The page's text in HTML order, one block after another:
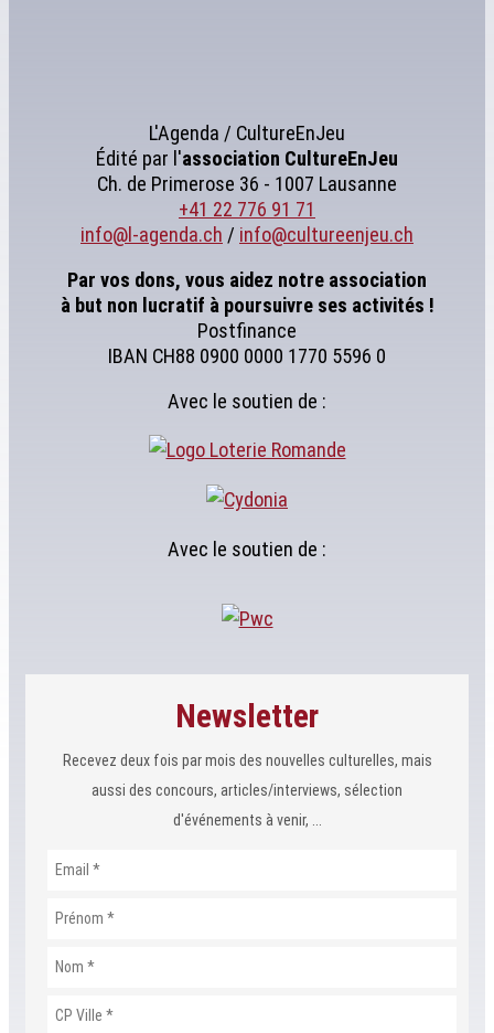
L'Agenda / CultureEnJeu
Édité par l'association CultureEnJeu
Ch. de Primerose 36 - 1007 Lausanne
+41 22 776 91 71
info@l-agenda.ch / info@cultureenjeu.ch
Par vos dons, vous aidez notre association
à but non lucratif à poursuivre ses activités !
Postfinance
IBAN CH88 0900 0000 1770 5596 0
Avec le soutien de :
Avec le soutien de :
Newsletter
Recevez deux fois par mois des nouvelles culturelles, mais
aussi des concours, articles/interviews, sélection
d'événements à venir, ...